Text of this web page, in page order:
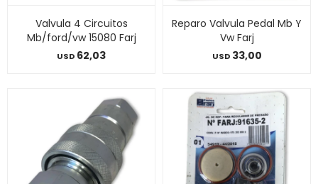
Valvula 4 Circuitos
Mb/ford/vw 15080 Farj
USD 62,03
Reparo Valvula Pedal Mb Y
Vw Farj
USD 33,00